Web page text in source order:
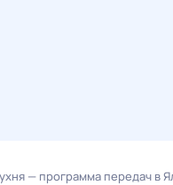
— программа передач в